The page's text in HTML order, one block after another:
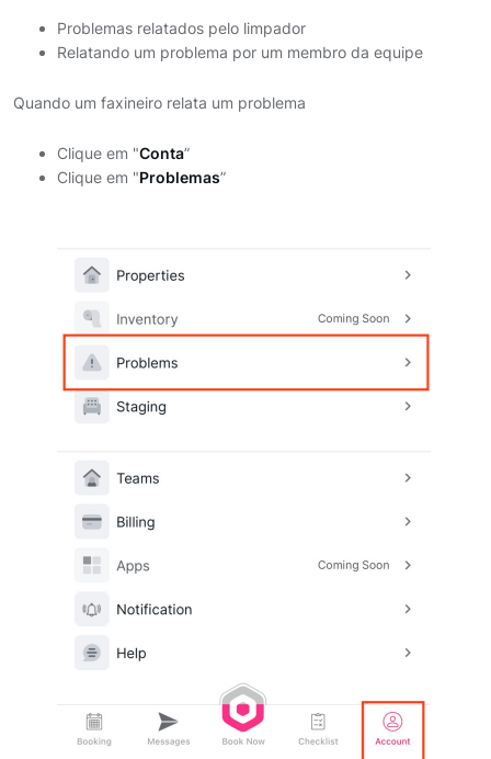
Problemas relatados pelo limpador
Relatando um problema por um membro da equipe
Quando um faxineiro relata um problema
Clique em "Conta”
Clique em "Problemas”